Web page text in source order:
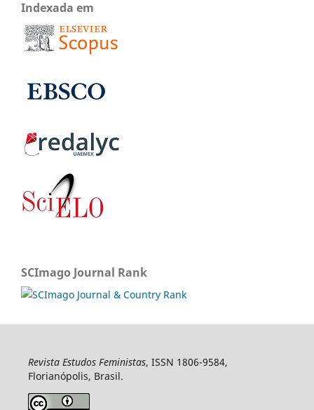
Indexada em
SCImago Journal Rank
Revista Estudos Feministas, ISSN 1806-9584,
Florianópolis, Brasil.